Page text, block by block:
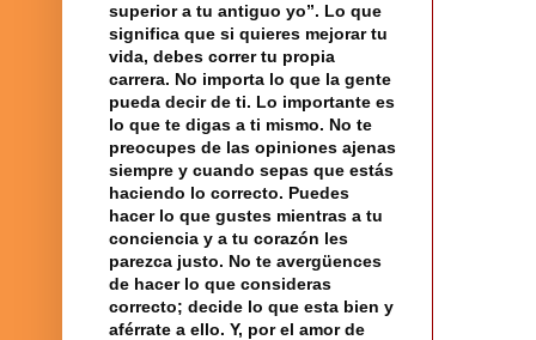
superior a tu antiguo yo”. Lo que
significa que si quieres mejorar tu
vida, debes correr tu propia
carrera. No importa lo que la gente
pueda decir de ti. Lo importante es
lo que te digas a ti mismo. No te
preocupes de las opiniones ajenas
siempre y cuando sepas que estás
haciendo lo correcto. Puedes
hacer lo que gustes mientras a tu
conciencia y a tu corazón les
parezca justo. No te avergüences
de hacer lo que consideras
correcto; decide lo que esta bien y
aférrate a ello. Y, por el amor de